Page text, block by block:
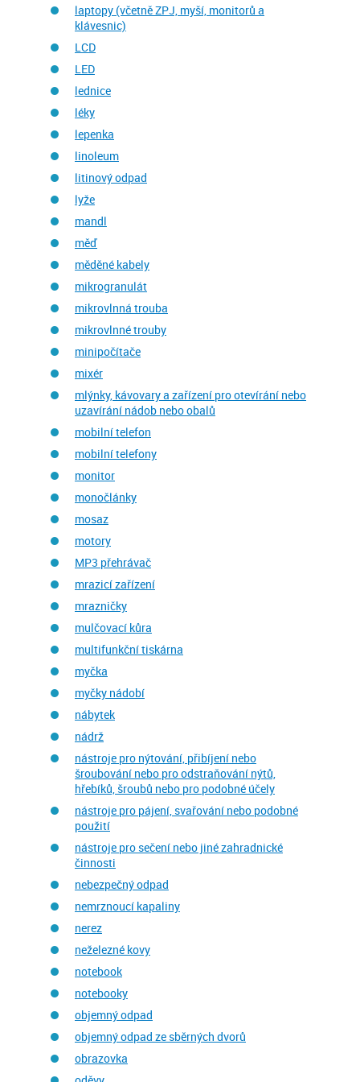
laptopy (včetně ZPJ, myší, monitorů a
klávesnic)
LCD
LED
lednice
léky
lepenka
linoleum
litinový odpad
lyže
mandl
měď
měděné kabely
mikrogranulát
mikrovlnná trouba
mikrovlnné trouby
minipočítače
mixér
mlýnky, kávovary a zařízení pro otevírání nebo
uzavírání nádob nebo obalů
mobilní telefon
mobilní telefony
monitor
monočlánky
mosaz
motory
MP3 přehrávač
mrazicí zařízení
mrazničky
mulčovací kůra
multifunkční tiskárna
myčka
myčky nádobí
nábytek
nádrž
nástroje pro nýtování, přibíjení nebo
šroubování nebo pro odstraňování nýtů,
hřebíků, šroubů nebo pro podobné účely
nástroje pro pájení, svařování nebo podobné
použití
nástroje pro sečení nebo jiné zahradnické
činnosti
nebezpečný odpad
nemrznoucí kapaliny
nerez
neželezné kovy
notebook
notebooky
objemný odpad
objemný odpad ze sběrných dvorů
obrazovka